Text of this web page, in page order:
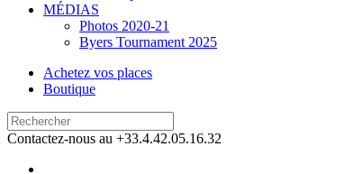
MÉDIAS
Photos 2020-21
Byers Tournament 2025
Achetez vos places
Boutique
Contactez-nous au +33.4.42.05.16.32